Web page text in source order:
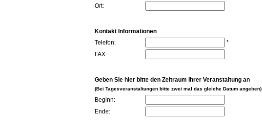
Ort:
Kontakt Informationen
Telefon:
*
FAX:
Geben Sie hier bitte den Zeitraum Ihrer Veranstaltung an
(Bei Tagesveranstaltungen bitte zwei mal das gleiche Datum angeben)
Beginn:
Ende: